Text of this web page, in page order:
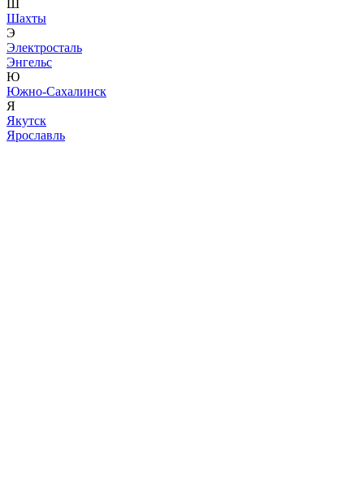
Ш
Шахты
Э
Электросталь
Энгельс
Ю
Южно-Сахалинск
Я
Якутск
Ярославль